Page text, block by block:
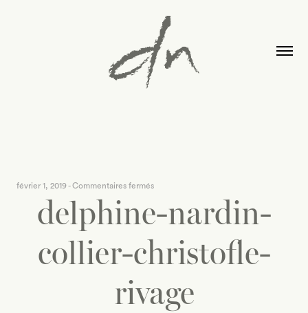
février 1, 2019-Commentaires ferméssur
nardin-
christofle-
rivage
delphine-nardin-
collier-christofle-
rivage